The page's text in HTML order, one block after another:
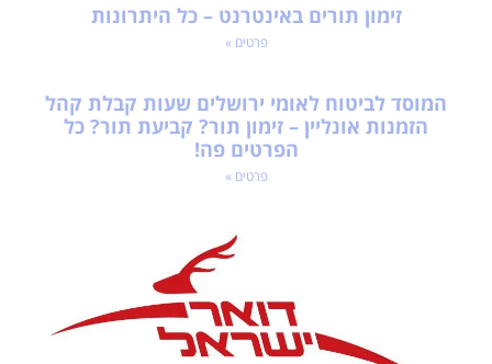
זימון תורים באינטרנט – כל היתרונות
פרטים »
המוסד לביטוח לאומי ירושלים שעות קבלת קהל
הזמנות אונליין – זימון תור? קביעת תור? כל
הפרטים פה!
פרטים »